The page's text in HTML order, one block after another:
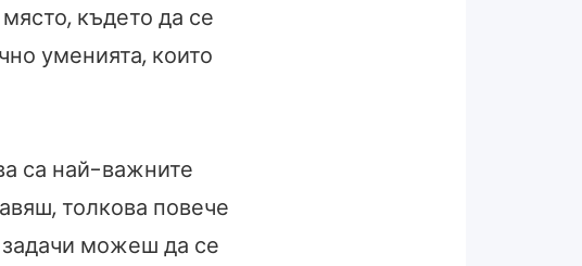
където да се
уменията, които
са най-важните
толкова повече
задачи можеш да се